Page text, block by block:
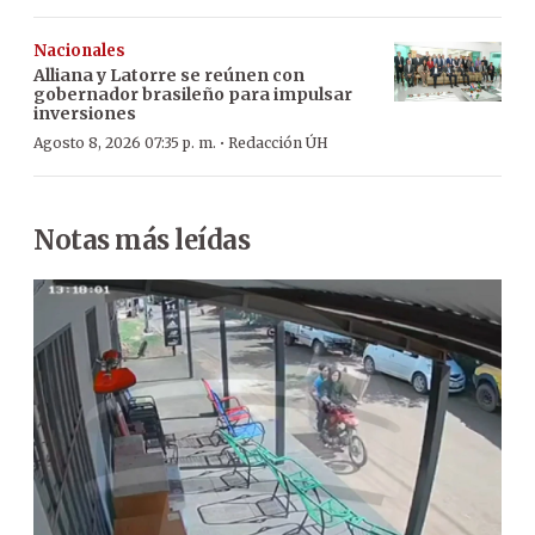
Nacionales
Alliana y Latorre se reúnen con
gobernador brasileño para impulsar
inversiones
Agosto 8, 2026 07:35 p. m. · Redacción ÚH
Notas más leídas